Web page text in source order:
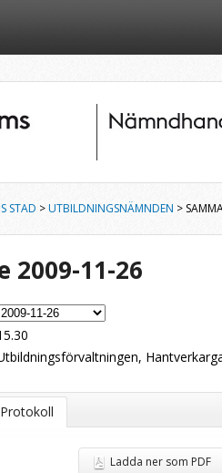
STAD >UTBILDNINGSNÄMNDEN >
2009-11-26
Protokoll
Ladda ner som PDF